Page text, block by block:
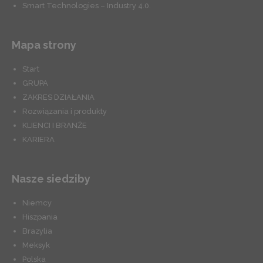
Smart Technologies – Industry 4.0.
Mapa strony
Start
GRUPA
ZAKRES DZIAŁANIA
Rozwiązania i produkty
KLIENCI I BRANŻE
KARIERA
Nasze siedziby
Niemcy
Hiszpania
Brazylia
Meksyk
Polska